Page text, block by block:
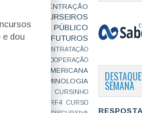
e dou
CONCENTRAÇÃO
CONCURSEIROS
PÚBLICO
FUTUROS
HARD
CONTRATAÇÃO
COOPERAÇÃO
INTERAMERICANA
CRIMINOLOGIA
CURSINHO
DE CASO - TRF4
CURSO
SEMANA